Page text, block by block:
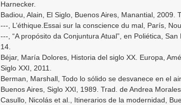
Harnecker.
Badiou, Alain, El Siglo, Buenos Aires, Manantial, 2009.
---, L’éthique.Essai sur la conscience du mal, París,
---, “A propósito da Conjuntura Atual”, en Poliética,
14.
Béjar, María Dolores, Historia del siglo XX. Europa,
Siglo XXI, 2011.
Berman, Marshall, Todo lo sólido se desvanece en el
Buenos Aires, Siglo XXI, 1989. Trad. de Andrea Morales
Casullo, Nicolás et al., Itinerarios de la modernidad,